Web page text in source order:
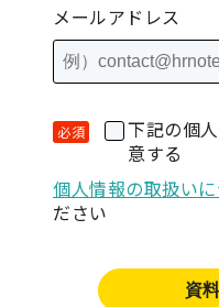
メールアドレス
下記の個
意する
個人情報の取扱い
ださい